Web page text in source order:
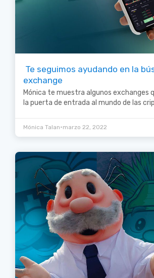
Te seguimos ayudando en la
exchange
Mónica te muestra algunos exchanges
la puerta de entrada al mundo de las
Mónica Talan•marzo 22, 2022